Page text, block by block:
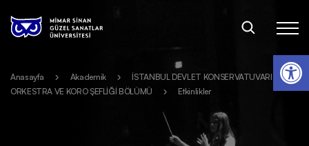
Anasayfa Akademik
İSTANBUL DEVLET KONSERVATUVARI
ORKESTRA VE KORO ŞEFLİĞİ BÖLÜMÜ
Etkinlikler